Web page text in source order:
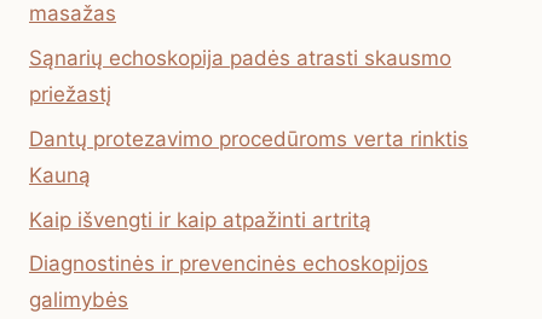
masažas
Sąnarių echoskopija padės atrasti skausmo
priežastį
Dantų protezavimo procedūroms verta rinktis
Kauną
Kaip išvengti ir kaip atpažinti artritą
Diagnostinės ir prevencinės echoskopijos
galimybės